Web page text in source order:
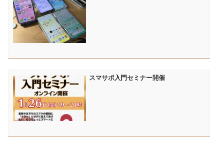
スマサポ入門セミナー開催